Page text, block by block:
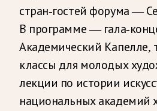
стран-гостей форума —
В программе — гала-
Академический Капелле,
классы для молодых
лекции по истории
национальных академий